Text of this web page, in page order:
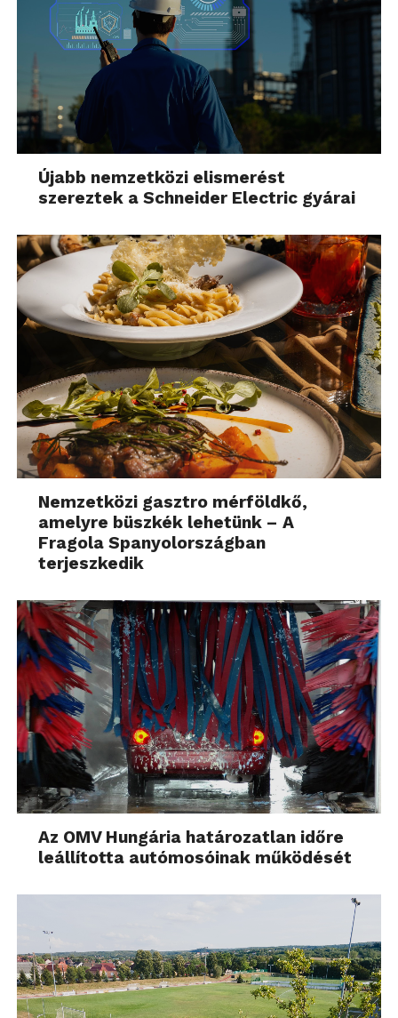
Újabb nemzetközi elismerést
szereztek a Schneider Electric gyárai
Nemzetközi gasztro mérföldkő,
amelyre büszkék lehetünk – A
Fragola Spanyolországban
terjeszkedik
Az OMV Hungária határozatlan időre
leállította autómosóinak működését